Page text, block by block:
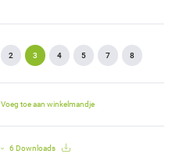
2 3 4 5 7 8
Voeg toe aan winkelmandje
6 Downloads